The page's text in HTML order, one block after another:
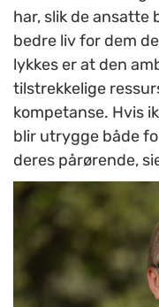
har, slik de
bedre liv for dem
lykkes er at den
tilstrekkelige
kompetanse. Hvis
blir utrygge både
deres pårørende,